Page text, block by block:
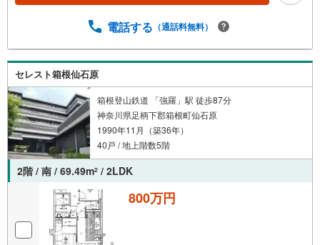
電話する （通話料無料）
セレスト箱根仙石原
箱根登山鉄道 「強羅」駅 徒歩87分
神奈川県足柄下郡箱根町仙石原
1990年11月（築36年）
40戸 / 地上階数5階
2階 / 南 / 69.49m2 / 2LDK
800万円